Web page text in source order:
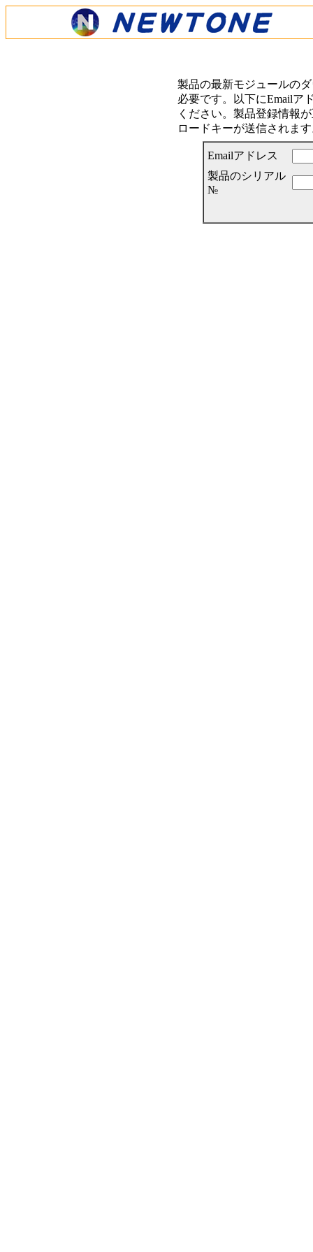
製品の最新モジュールの
必要です。以下にEmailア
ください。製品登録情報
ロードキーが送信されま
Emailアドレス
製品のシリアル
№